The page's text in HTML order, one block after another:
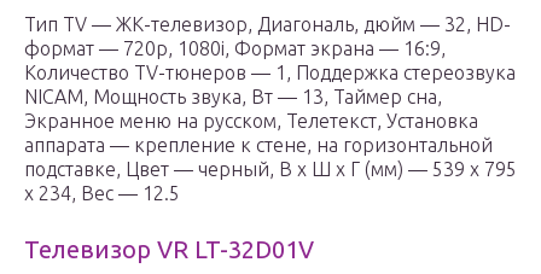
Тип TV — ЖК-телевизор, Диагональ, дюйм — 32, HD-
формат — 720p, 1080i, Формат экрана — 16:9,
Количество TV-тюнеров — 1, Поддержка стереозвука
NICAM, Мощность звука, Вт — 13, Таймер сна,
Экранное меню на русском, Телетекст, Установка
аппарата — крепление к стене, на горизонтальной
подставке, Цвет — черный, В x Ш x Г (мм) — 539 x 795
x 234, Вес — 12.5
Телевизор VR LT-32D01V